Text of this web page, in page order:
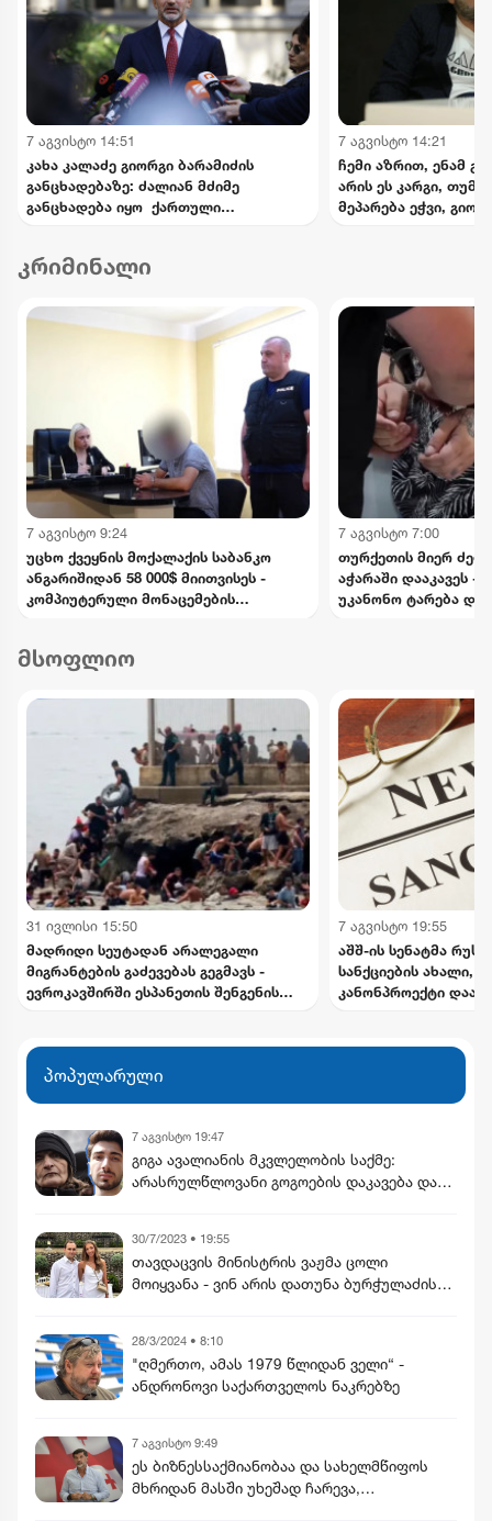
7 აგვისტო 14:51
კახა კალაძე გიორგი ბარამიძის
განცხადებაზე: ძალიან მძიმე
განცხადება იყო ქართული
7 აგვისტო 14:21
ჩემი აზრით, ენამ
არის ეს კარგი,
მეპარება ეჭვი,
კრიმინალი
7 აგვისტო 9:24
უცხო ქვეყნის მოქალაქის საბანკო
ანგარიშიდან 58 000$ მიითვისეს -
კომპიუტერული მონაცემების
დაიწყო
7 აგვისტო 7:00
თურქეთის მიერ
აჭარაში დააკავეს -
უკანონო ტარება და
მსოფლიო
31 ივლისი 15:50
მადრიდი სეუტადან არალეგალი
მიგრანტების გაძევებას გეგმავს -
ევროკავშირში ესპანეთის შენგენის
7 აგვისტო 19:55
აშშ-ის სენატმა
სანქციების ახალი,
კანონპროექტი
პოპულარული
7 აგვისტო 19:47
გიგა ავალიანის მკვლელობის საქმე:
არასრულწლოვანი გოგოების დაკავება და
30/7/2023 • 19:55
თავდაცვის მინისტრის ვაჟმა ცოლი
მოიყვანა - ვინ არის დათუნა ბურჭულაძის
28/3/2024 • 8:10
"ღმერთო, ამას 1979 წლიდან ველი“ -
ანდრონოვი საქართველოს ნაკრებზე
7 აგვისტო 9:49
ეს ბიზნესსაქმიანობაა და სახელმწიფოს
მხრიდან მასში უხეშად ჩარევა,